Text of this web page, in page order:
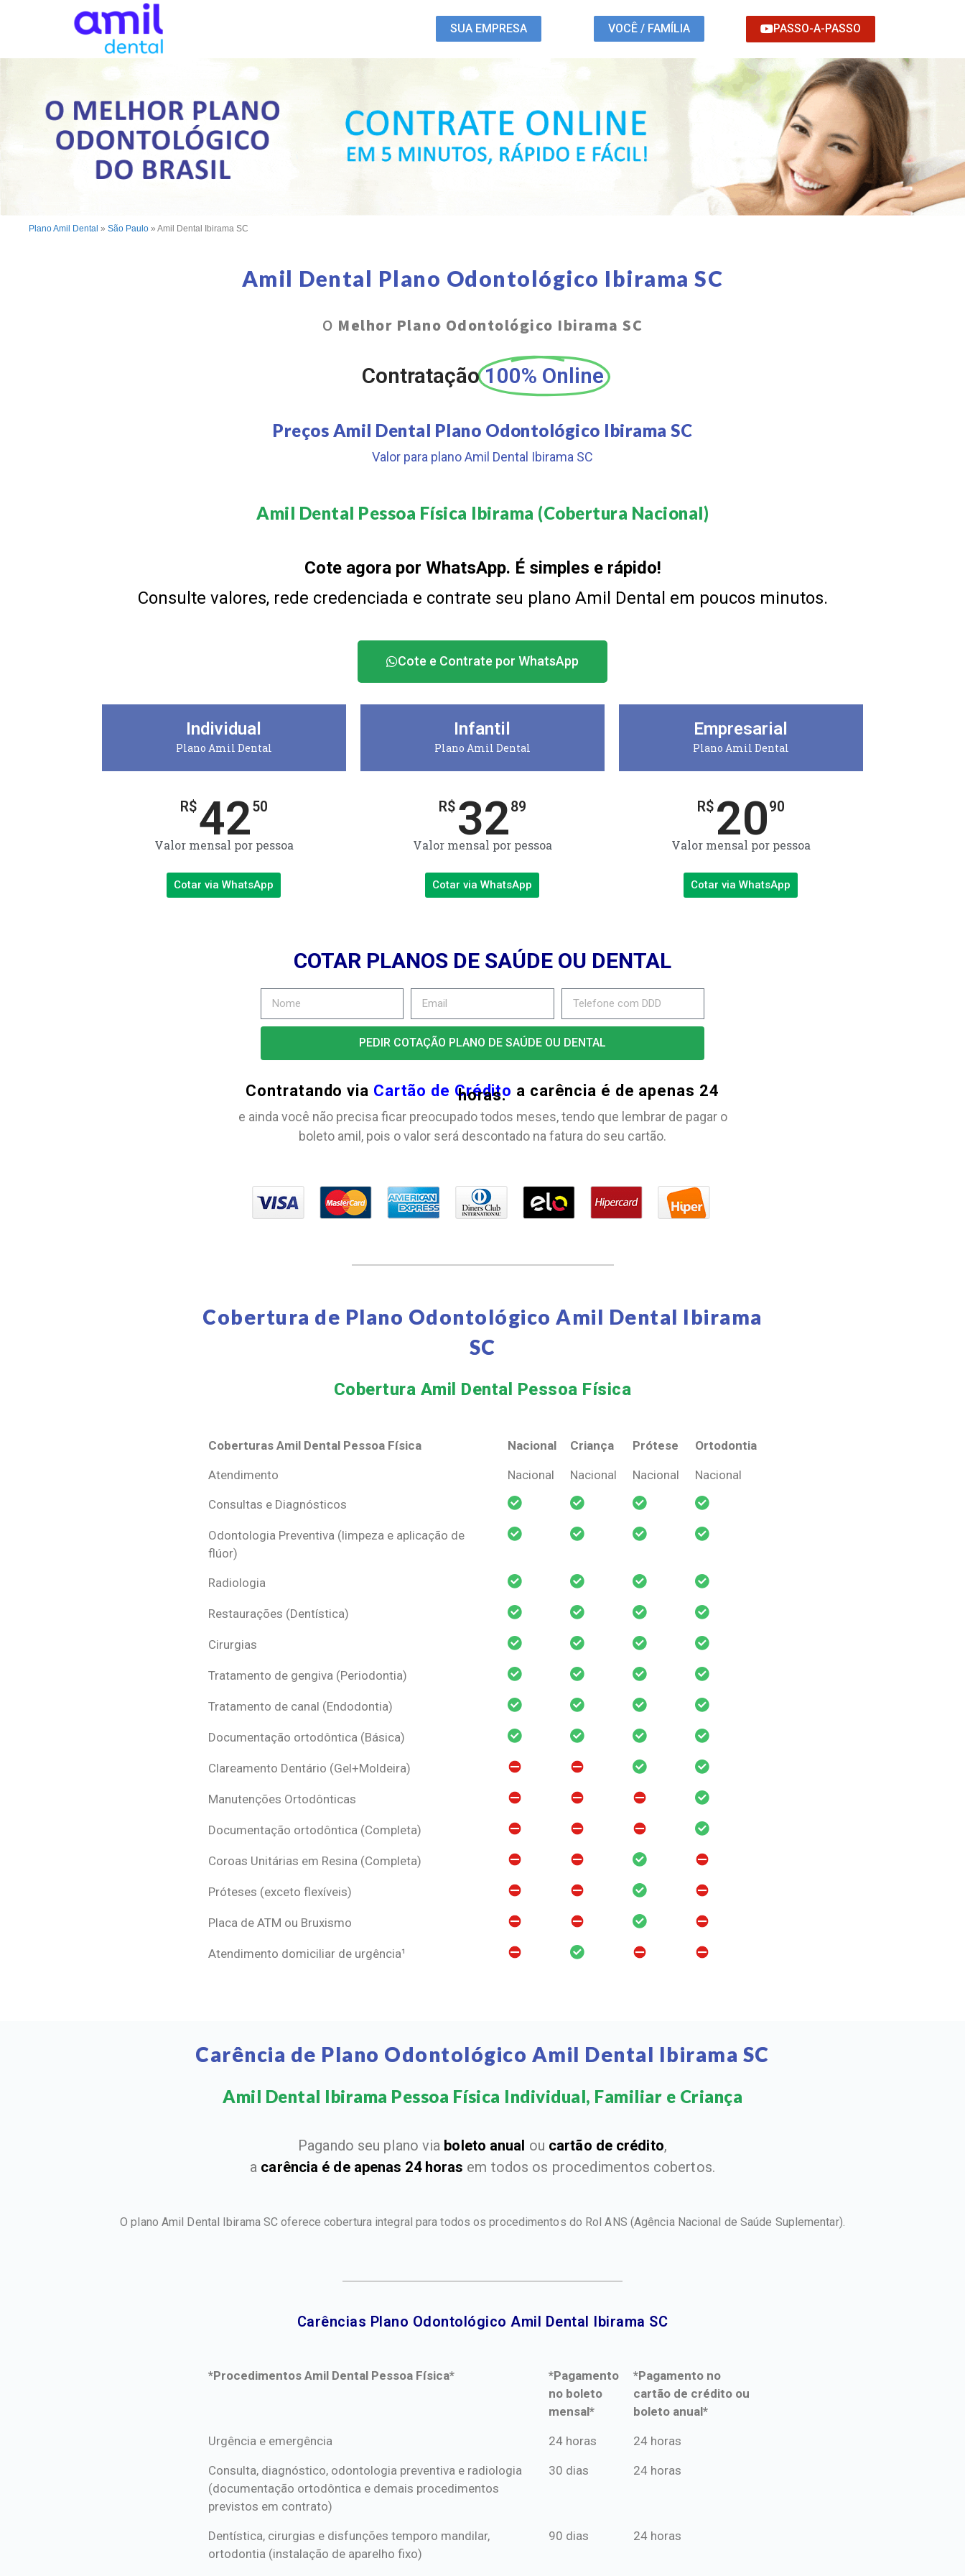
SUA EMPRESA VOCÊ / FAMÍLIA PASSO-A-PASSO
Plano Amil Dental » São Paulo » Amil Dental Ibirama SC
Amil Dental Plano Odontológico Ibirama SC
O Melhor Plano Odontológico Ibirama SC
Contratação 100% Online
Preços Amil Dental Plano Odontológico Ibirama SC
Valor para plano Amil Dental Ibirama SC
Amil Dental Pessoa Física Ibirama (Cobertura Nacional)​
Cote agora por WhatsApp. É simples e rápido!
Consulte valores, rede credenciada e contrate seu plano Amil Dental em poucos minutos.
Cote e Contrate por WhatsApp
Individual
Plano Amil Dental
R$4250
Valor mensal por pessoa
Cotar via WhatsApp
Infantil
Plano Amil Dental
R$ 3289
Valor mensal por pessoa
Cotar via WhatsApp
Empresarial
Plano Amil Dental
R$ 2090
Valor mensal por pessoa
Cotar via WhatsApp
COTAR PLANOS DE SAÚDE OU DENTAL
PEDIR COTAÇÃO PLANO DE SAÚDE OU DENTAL
Contratando via Cartão de Crédito a carência é de apenas 24
horas.
e ainda você não precisa ficar preocupado todos meses, tendo que lembrar de pagar o
boleto amil, pois o valor será descontado na fatura do seu cartão.
Cobertura de Plano Odontológico Amil Dental Ibirama
SC
Cobertura Amil Dental Pessoa Física​
Coberturas Amil Dental Pessoa Física Nacional Criança Prótese
Ortodontia
Coberturas Amil Dental Pessoa Física
Nacional Criança Prótese Ortodontia
Atendimento Nacional Nacional Nacional Nacional
Consultas e Diagnósticos
Odontologia Preventiva (limpeza e aplicação de
flúor)
Radiologia
Restaurações (Dentística)
Cirurgias
Tratamento de gengiva (Periodontia)
Tratamento de canal (Endodontia)
Documentação ortodôntica (Básica)
Clareamento Dentário (Gel+Moldeira)
Manutenções Ortodônticas
Documentação ortodôntica (Completa)
Coroas Unitárias em Resina (Completa)
Próteses (exceto flexíveis)
Placa de ATM ou Bruxismo
Atendimento domiciliar de urgência¹
Carência de Plano Odontológico Amil Dental Ibirama SC
Amil Dental Ibirama Pessoa Física Individual, Familiar e Criança​
Pagando seu plano via boleto anual ou cartão de crédito,
a carência é de apenas 24 horas em todos os procedimentos cobertos.
O plano Amil Dental Ibirama SC oferece cobertura integral para todos os procedimentos do Rol ANS (Agência Nacional de Saúde Suplementar).
Carências Plano Odontológico Amil Dental Ibirama SC​
*Procedimentos Amil Dental Pessoa Física*
*Pagamento
no boleto
mensal*
*Pagamento no
cartão de crédito ou
boleto anual*
*Procedimentos Amil Dental Pessoa Física*
*Pagamento
mensal*
*Pagamento no
boleto anual*
Urgência e emergência 24 horas 24 horas
Consulta, diagnóstico, odontologia preventiva e radiologia
(documentação ortodôntica e demais procedimentos
previstos em contrato)
30 dias 24 horas
Dentística, cirurgias e disfunções temporo mandilar,
ortodontia (instalação de aparelho fixo)
90 dias 24 horas